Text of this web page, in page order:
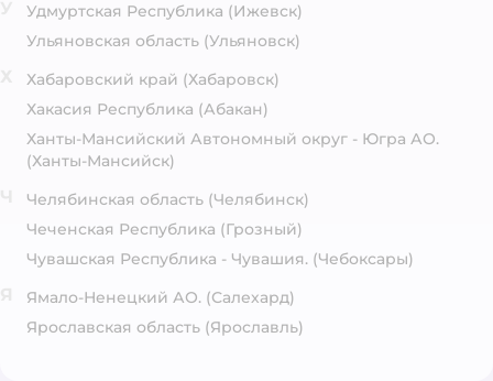
Удмуртская Республика (Ижевск)
Ульяновская область (Ульяновск)
Хабаровский край (Хабаровск)
Хакасия Республика (Абакан)
Ханты-Мансийский Автономный округ - Югра АО.
(Ханты-Мансийск)
Челябинская область (Челябинск)
Чеченская Республика (Грозный)
Чувашская Республика - Чувашия. (Чебоксары)
Ямало-Ненецкий АО. (Салехард)
Ярославская область (Ярославль)